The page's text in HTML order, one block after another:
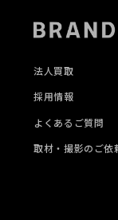
法人買取
採用情報
よくあるご質問
取材・撮影のご依